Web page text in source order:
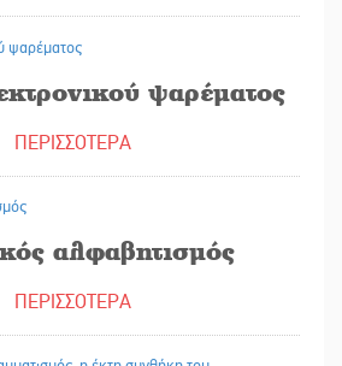
ψαρέματος
ΠΕΡΙΣΣΟΤΕΡΑ
αλφαβητισμός
ΠΕΡΙΣΣΟΤΕΡΑ